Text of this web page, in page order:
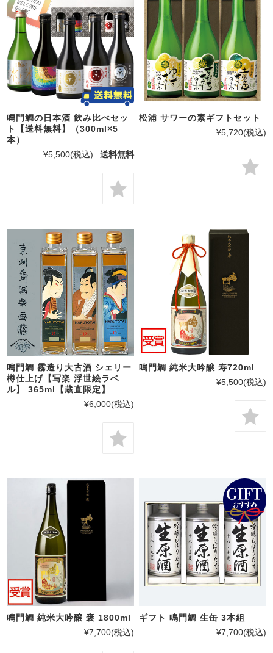
鳴門鯛の日本酒 飲み比べセッ
ト【送料無料】（300ml×5
本）
¥5,500(税込) 送料無料
松浦 サワーの素ギフトセット
¥5,720(税込)
鳴門鯛 霧造り大古酒 シェリー
樽仕上げ【写楽 浮世絵ラベ
ル】 365ml【蔵直限定】
¥6,000(税込)
鳴門鯛 純米大吟醸 寿720ml
¥5,500(税込)
鳴門鯛 純米大吟醸 褒 1800ml
¥7,700(税込)
ギフト 鳴門鯛 生缶 3本組
¥7,700(税込)